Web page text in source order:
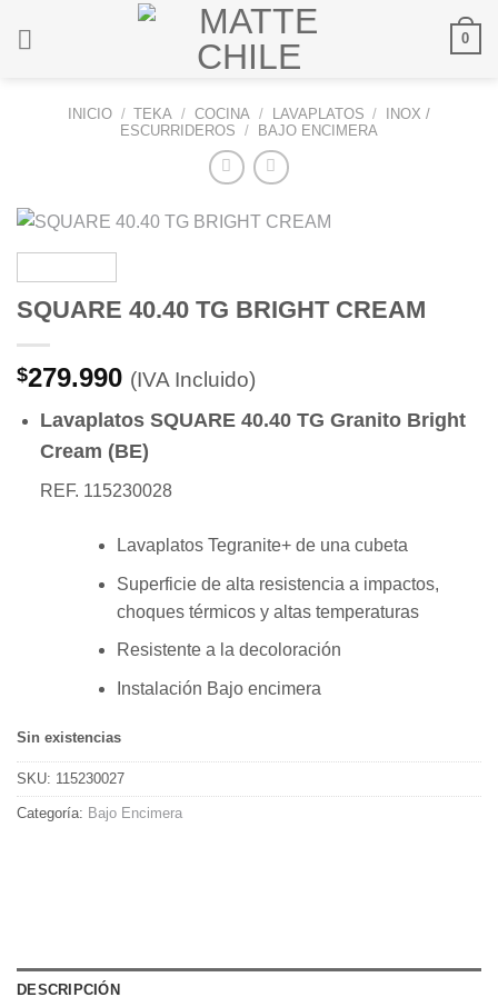
0
INICIO / TEKA / COCINA / LAVAPLATOS /
INOX /
ESCURRIDEROS / BAJO ENCIMERA
SQUARE 40.40 TG BRIGHT CREAM
$279.990 (IVA Incluido)
Lavaplatos SQUARE 40.40 TG Granito Bright
Cream (BE)
REF. 115230028
Lavaplatos Tegranite+ de una cubeta
Superficie de alta resistencia a impactos,
choques térmicos y altas temperaturas
Resistente a la decoloración
Instalación Bajo encimera
Sin existencias
SKU: 115230027
Categoría: Bajo Encimera
DESCRIPCIÓN